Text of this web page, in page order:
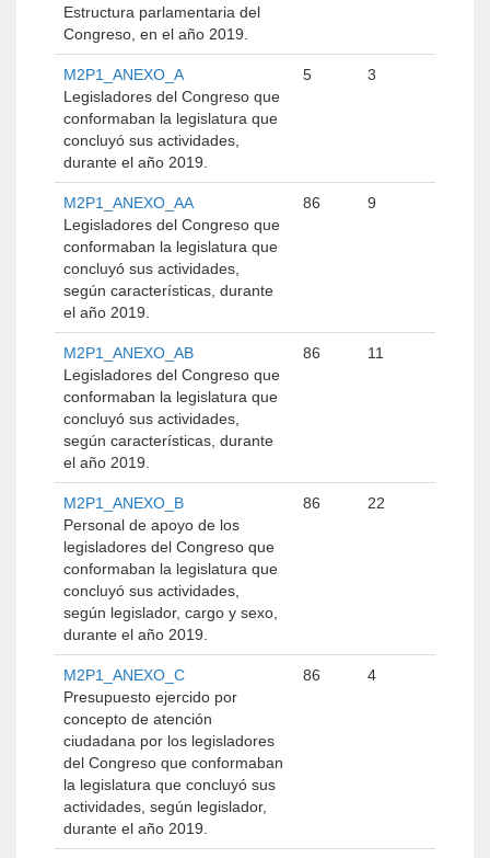
Estructura parlamentaria del
Congreso, en el año 2019.
M2P1_ANEXO_A
Legisladores del Congreso que
conformaban la legislatura que
concluyó sus actividades,
durante el año 2019.
5 3
M2P1_ANEXO_AA
Legisladores del Congreso que
conformaban la legislatura que
concluyó sus actividades,
según características, durante
el año 2019.
86 9
M2P1_ANEXO_AB
Legisladores del Congreso que
conformaban la legislatura que
concluyó sus actividades,
según características, durante
el año 2019.
86 11
M2P1_ANEXO_B
Personal de apoyo de los
legisladores del Congreso que
conformaban la legislatura que
concluyó sus actividades,
según legislador, cargo y sexo,
durante el año 2019.
86 22
M2P1_ANEXO_C
Presupuesto ejercido por
concepto de atención
ciudadana por los legisladores
del Congreso que conformaban
la legislatura que concluyó sus
actividades, según legislador,
durante el año 2019.
86 4